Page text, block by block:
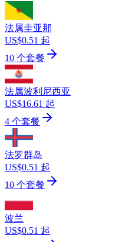
法属圭亚那
US$0.51 起
10 个套餐
法属波利尼西亚
US$16.61 起
4 个套餐
法罗群岛
US$0.51 起
10 个套餐
波兰
US$0.51 起